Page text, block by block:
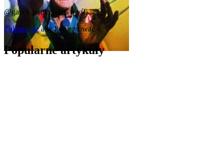
@gacek jest to jakaś myśl
Zaloguj sięaby komentować
Popularne artykuły